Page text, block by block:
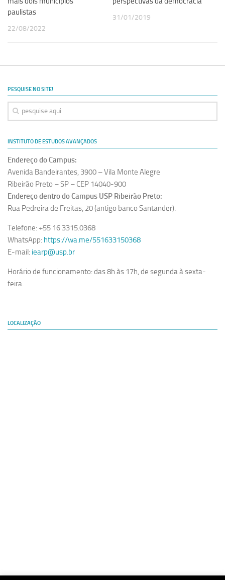
paulistas
22/08/2022
31/01/2019
PESQUISE NO SITE!
INSTITUTO DE ESTUDOS AVANÇADOS
Endereço do Campus:
Avenida Bandeirantes, 3900 – Vila Monte Alegre
Ribeirão Preto – SP – CEP 14040-900
Endereço dentro do Campus USP Ribeirão Preto:
Rua Pedreira de Freitas, 20 (antigo banco Santander).
Telefone: +55 16 3315.0368
WhatsApp: https://wa.me/551633150368
E-mail: iearp@usp.br
Horário de funcionamento: das 8h às 17h, de segunda à sexta-
feira.
LOCALIZAÇÃO